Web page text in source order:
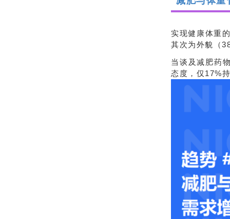
实现健康体重
其次为外貌（
当谈及减肥药
态度，仅17%